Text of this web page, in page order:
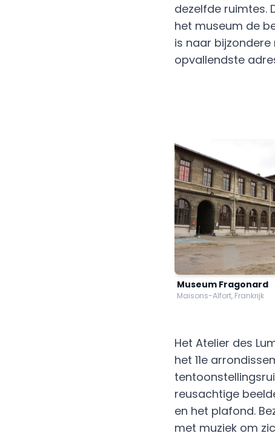
dezelfde ruimtes.
het museum de
is naar bijzondere
opvallendste
Museum Fragonard
Maisons-Alfort, Frankrijk
Het Atelier des
het 11e
reusachtige
en het plafond.
met muziek om